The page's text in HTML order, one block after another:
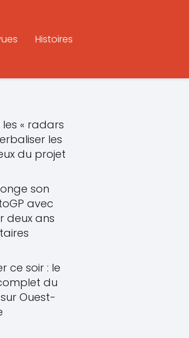
Histoires
les « radars
les
du projet
son
avec
deux ans
ce soir : le
du
Ouest-